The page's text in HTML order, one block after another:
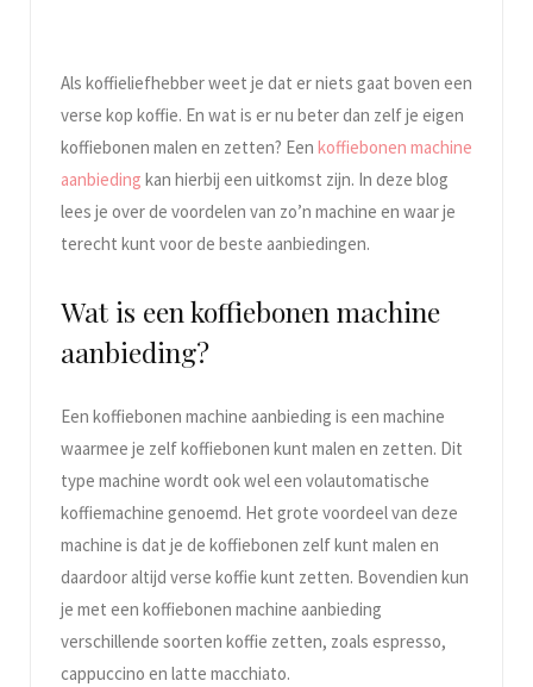
Als koffieliefhebber weet je dat er niets gaat boven een
verse kop koffie. En wat is er nu beter dan zelf je eigen
koffiebonen malen en zetten? Een koffiebonen machine
aanbieding kan hierbij een uitkomst zijn. In deze blog
lees je over de voordelen van zo’n machine en waar je
terecht kunt voor de beste aanbiedingen.
Wat is een koffiebonen machine
aanbieding?
Een koffiebonen machine aanbieding is een machine
waarmee je zelf koffiebonen kunt malen en zetten. Dit
type machine wordt ook wel een volautomatische
koffiemachine genoemd. Het grote voordeel van deze
machine is dat je de koffiebonen zelf kunt malen en
daardoor altijd verse koffie kunt zetten. Bovendien kun
je met een koffiebonen machine aanbieding
verschillende soorten koffie zetten, zoals espresso,
cappuccino en latte macchiato.